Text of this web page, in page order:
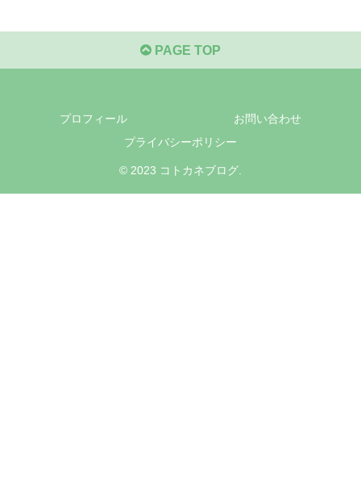
PAGE TOP
プロフィール
お問い合わせ
プライバシーポリシー
© 2023 コトカネブログ.